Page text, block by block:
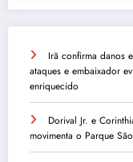
Irã confirma danos
ataques e embaixador
enriquecido
Dorival Jr. e
movimenta o Parque